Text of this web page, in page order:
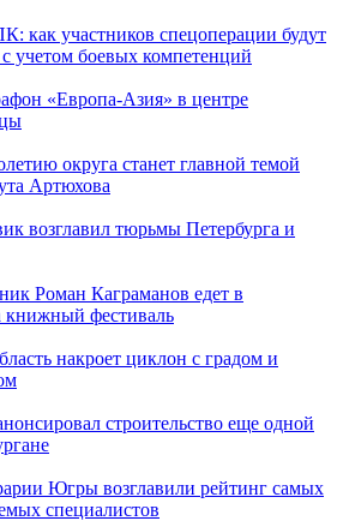
как участников спецоперации будут
с учетом боевых компетенций
«Европа-Азия» в центре
округа станет главной темой
Артюхова
возглавил тюрьмы Петербурга и
Роман Каграманов едет в
книжный фестиваль
накроет циклон с градом и
строительство еще одной
Югры возглавили рейтинг самых
специалистов